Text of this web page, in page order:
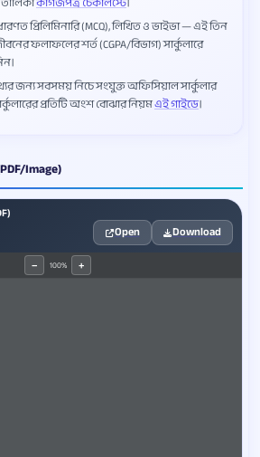
প্রিলিমিনারি (MCQ), লিখিত ও ভাইভা — এই তিন
ফলাফলের শর্ত (CGPA/বিভাগ) সার্কুলারে
জন্য সবসময় নিচে সংযুক্ত অফিসিয়াল সার্কুলার
প্রতিটি অংশ বোঝার নিয়মএই গাইডে।
Image)
Open Download
− 100% +